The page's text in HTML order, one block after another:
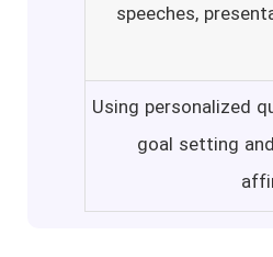
speeches,
Using personalized
goal setting